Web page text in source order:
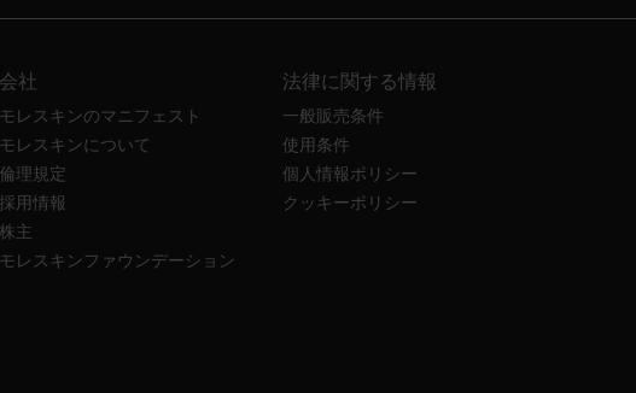
会社
モレスキンのマニフェスト
モレスキンについて
倫理規定
採用情報
株主
モレスキンファウンデーション
法律に関する情報
一般販売条件
使用条件
個人情報ポリシー
クッキーポリシー